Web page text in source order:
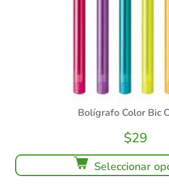
Bolígrafo Color Bic
$29
Seleccionar